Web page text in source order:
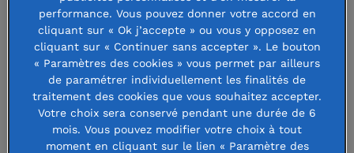
abritée par la Fondation de France,
soutient des projets visant à former
des managers éclairés, développer
l'esprit entrepreneurial et favoriser
l'ouverture sociale, dans un
performance. Vous pouvez donner votre accord en
cliquant sur « Ok j’accepte » ou vous y opposez en
cliquant sur « Continuer sans accepter ». Le bouton
« Paramètres des cookies » vous permet par ailleurs
de paramétrer individuellement les finalités de
traitement des cookies que vous souhaitez accepter.
Votre choix sera conservé pendant une durée de 6
mois. Vous pouvez modifier votre choix à tout
moment en cliquant sur le lien « Paramètre des